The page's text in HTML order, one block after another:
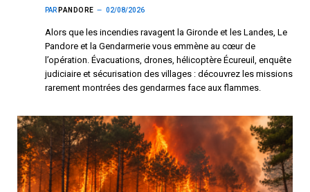
PAR PANDORE 02/08/2026
Alors que les incendies ravagent la Gironde et les Landes, Le
Pandore et la Gendarmerie vous emmène au cœur de
l’opération. Évacuations, drones, hélicoptère Écureuil, enquête
judiciaire et sécurisation des villages : découvrez les missions
rarement montrées des gendarmes face aux flammes.